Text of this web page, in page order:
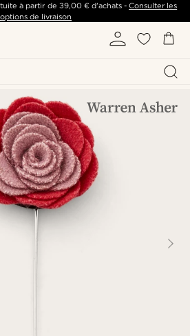
à partir de 39,00 €d'achats -Consulter les
options de livraison